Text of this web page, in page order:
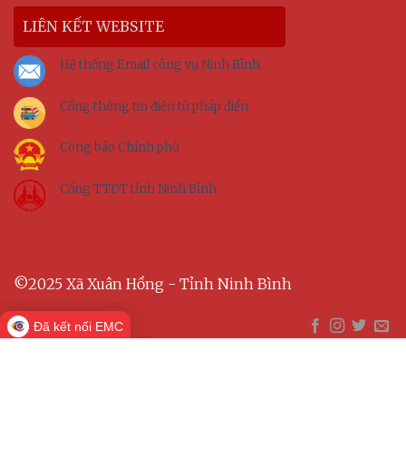
LIÊN KẾT WEBSITE
Hệ thống Email công vụ Ninh Bình
Cổng thông tin điện tử pháp điển
Công báo Chính phủ
Cổng TTĐT tỉnh Ninh Bình
©2025 Xã Xuân Hồng - Tỉnh Ninh Bình
Đã kết nối EMC